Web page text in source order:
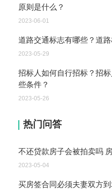
原则是什么？
2023-06-01
道路交通标志有哪些？道
2023-05-29
招标人如何自行招标？招
些条件？
2023-05-26
热门问答
的诉讼时效是多久？
不还贷款房子会被拍卖吗
2023-05-04
买房签合同必须夫妻双方